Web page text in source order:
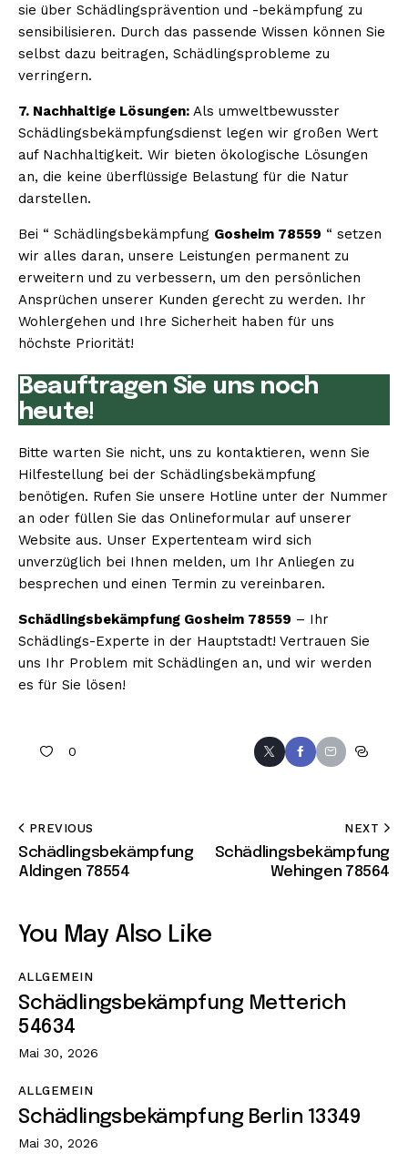
sie über Schädlingsprävention und -bekämpfung zu
sensibilisieren. Durch das passende Wissen können Sie
selbst dazu beitragen, Schädlingsprobleme zu
verringern.
7. Nachhaltige Lösungen: Als umweltbewusster
Schädlingsbekämpfungsdienst legen wir großen Wert
auf Nachhaltigkeit. Wir bieten ökologische Lösungen
an, die keine überflüssige Belastung für die Natur
darstellen.
Bei “ Schädlingsbekämpfung Gosheim 78559 “ setzen
wir alles daran, unsere Leistungen permanent zu
erweitern und zu verbessern, um den persönlichen
Ansprüchen unserer Kunden gerecht zu werden. Ihr
Wohlergehen und Ihre Sicherheit haben für uns
höchste Priorität!
Beauftragen Sie uns noch
heute!
Bitte warten Sie nicht, uns zu kontaktieren, wenn Sie
Hilfestellung bei der Schädlingsbekämpfung
benötigen. Rufen Sie unsere Hotline unter der Nummer
an oder füllen Sie das Onlineformular auf unserer
Website aus. Unser Expertenteam wird sich
unverzüglich bei Ihnen melden, um Ihr Anliegen zu
besprechen und einen Termin zu vereinbaren.
Schädlingsbekämpfung Gosheim 78559 – Ihr
Schädlings-Experte in der Hauptstadt! Vertrauen Sie
uns Ihr Problem mit Schädlingen an, und wir werden
es für Sie lösen!
0
PREVIOUS
Schädlingsbekämpfung
Aldingen 78554
NEXT
Schädlingsbekämpfung
Wehingen 78564
You May Also Like
ALLGEMEIN
Schädlingsbekämpfung Metterich
54634
Mai 30, 2026
ALLGEMEIN
Schädlingsbekämpfung Berlin 13349
Mai 30, 2026